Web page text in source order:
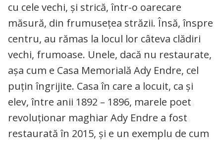
cu cele vechi, și strică, într-o oarecare
măsură, din frumusețea străzii. Însă, înspre
centru, au rămas la locul lor câteva clădiri
vechi, frumoase. Unele, dacă nu restaurate,
așa cum e Casa Memorială Ady Endre, cel
puțin îngrijite. Casa în care a locuit, ca și
elev, între anii 1892 – 1896, marele poet
revoluționar maghiar Ady Endre a fost
restaurată în 2015, și e un exemplu de cum